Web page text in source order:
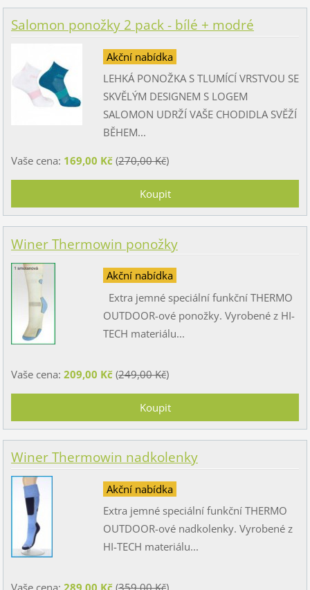
Salomon ponožky 2 pack - bílé + modré
Akční nabídka
LEHKÁ PONOŽKA S TLUMÍCÍ VRSTVOU SE
SKVĚLÝM DESIGNEM S LOGEM
SALOMON UDRŽÍ VAŠE CHODIDLA SVĚŽÍ
BĚHEM...
Vaše cena: 169,00 Kč(270,00 Kč)
Winer Thermowin ponožky
Akční nabídka
Extra jemné speciální funkční THERMO
OUTDOOR-ové ponožky. Vyrobené z HI-
TECH materiálu...
Vaše cena: 209,00 Kč(249,00 Kč)
Winer Thermowin nadkolenky
Akční nabídka
Extra jemné speciální funkční THERMO
OUTDOOR-ové nadkolenky. Vyrobené z
HI-TECH materiálu...